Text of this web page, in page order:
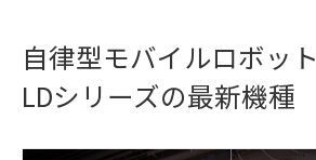
自律型モバイルロボット
LDシリーズの最新機種